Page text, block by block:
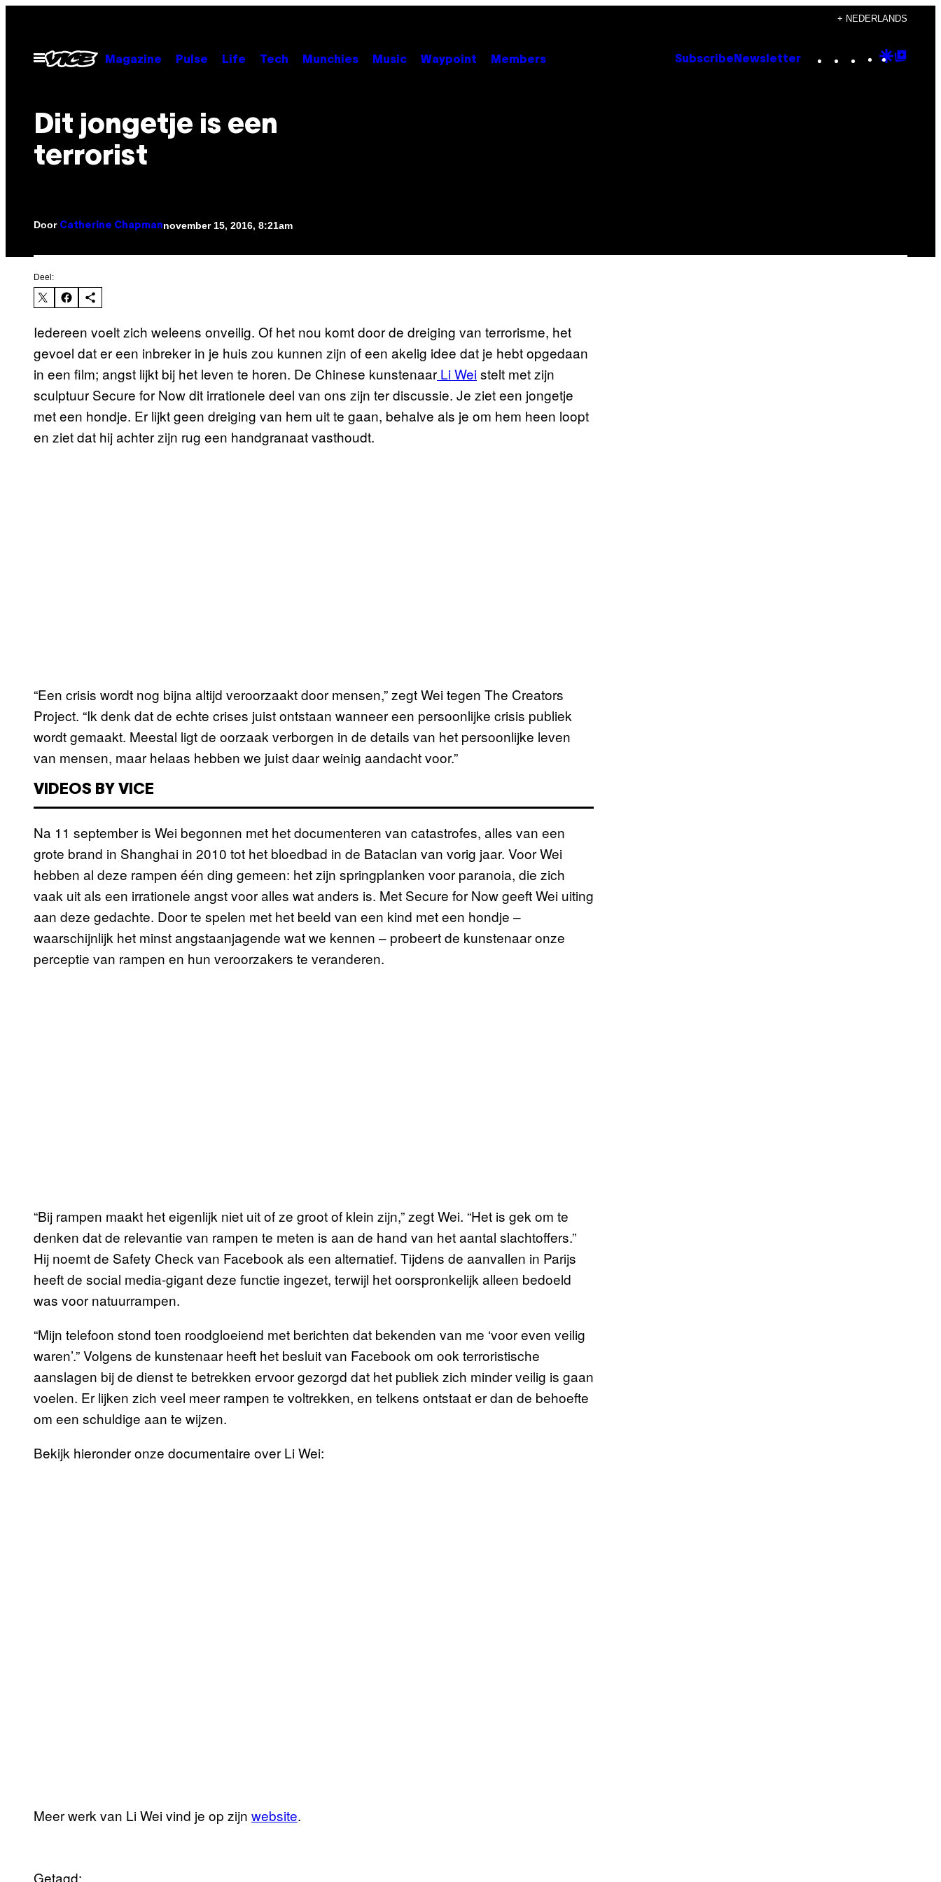
+ NEDERLANDS
Open
menu
Magazine Pulse Life Tech Munchies Music Waypoint Members Subscribe Newsletter Instagram
TikTok
YouTube
Google
Dit jongetje is een
terrorist
Door Catherine Chapmannovember 15, 2016, 8:21am
Deel:
Iedereen voelt zich weleens onveilig. Of het nou komt door de dreiging van terrorisme, het
gevoel dat er een inbreker in je huis zou kunnen zijn of een akelig idee dat je hebt opgedaan
in een film; angst lijkt bij het leven te horen. De Chinese kunstenaar Li Weistelt met zijn
sculptuur Secure for Now dit irrationele deel van ons zijn ter discussie. Je ziet een jongetje
met een hondje. Er lijkt geen dreiging van hem uit te gaan, behalve als je om hem heen loopt
en ziet dat hij achter zijn rug een handgranaat vasthoudt.
“Een crisis wordt nog bijna altijd veroorzaakt door mensen,” zegt Wei tegen The Creators
Project. “Ik denk dat de echte crises juist ontstaan wanneer een persoonlijke crisis publiek
wordt gemaakt. Meestal ligt de oorzaak verborgen in de details van het persoonlijke leven
van mensen, maar helaas hebben we juist daar weinig aandacht voor.”
VIDEOS BY VICE
Na 11 september is Wei begonnen met het documenteren van catastrofes, alles van een
grote brand in Shanghai in 2010 tot het bloedbad in de Bataclan van vorig jaar. Voor Wei
hebben al deze rampen één ding gemeen: het zijn springplanken voor paranoia, die zich
vaak uit als een irrationele angst voor alles wat anders is. Met Secure for Now geeft Wei uiting
aan deze gedachte. Door te spelen met het beeld van een kind met een hondje –
waarschijnlijk het minst angstaanjagende wat we kennen – probeert de kunstenaar onze
perceptie van rampen en hun veroorzakers te veranderen.
“Bij rampen maakt het eigenlijk niet uit of ze groot of klein zijn,” zegt Wei. “Het is gek om te
denken dat de relevantie van rampen te meten is aan de hand van het aantal slachtoffers.”
Hij noemt de Safety Check van Facebook als een alternatief. Tijdens de aanvallen in Parijs
heeft de social media-gigant deze functie ingezet, terwijl het oorspronkelijk alleen bedoeld
was voor natuurrampen.
“Mijn telefoon stond toen roodgloeiend met berichten dat bekenden van me ‘voor even veilig
waren’.” Volgens de kunstenaar heeft het besluit van Facebook om ook terroristische
aanslagen bij de dienst te betrekken ervoor gezorgd dat het publiek zich minder veilig is gaan
voelen. Er lijken zich veel meer rampen te voltrekken, en telkens ontstaat er dan de behoefte
om een schuldige aan te wijzen.
Bekijk hieronder onze documentaire over Li Wei:
Meer werk van Li Wei vind je op zijn website.
Getagd: